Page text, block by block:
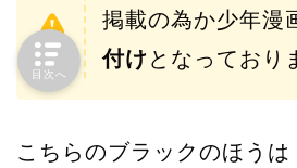
掲載の為か少年漫
付け となっており
こちらのブラックのほうは
目次へ